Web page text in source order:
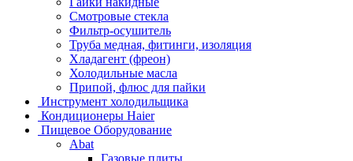
Смотровые стекла
Фильтр-осушитель
Труба медная, фитинги, изоляция
Хладагент (фреон)
Холодильные масла
Припой, флюс для пайки
Инструмент холодильщика
Кондиционеры Haier
Пищевое Оборудование
Abat
Газовые плиты